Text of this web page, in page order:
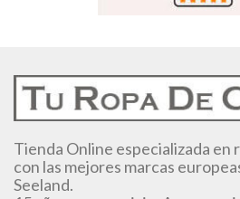
Tienda Online especializada en
con las mejores marcas
Seeland.